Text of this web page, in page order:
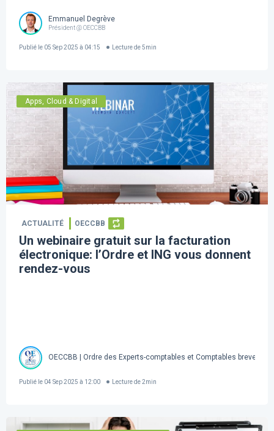
Emmanuel Degrève
Président @ OECCBB
Publié le 05 Sep 2025 à 04:15 Lecture de 5min
Apps, Cloud & Digital
ACTUALITÉ OECCBB
Un webinaire gratuit sur la facturation
électronique: l’Ordre et ING vous donnent
rendez-vous
OECCBB | Ordre des Experts-comptables et Comptables brevetés
Publié le 04 Sep 2025 à 12:00 Lecture de 2min